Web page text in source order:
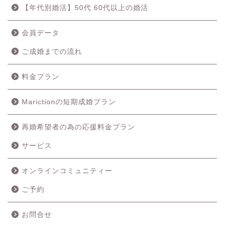
【年代別婚活】50代 60代以上の婚活
会員データ
ご成婚までの流れ
料金プラン
Marictionの短期成婚プラン
再婚希望者の為の応援料金プラン
サービス
オンラインコミュニティー
ご予約
お問合せ